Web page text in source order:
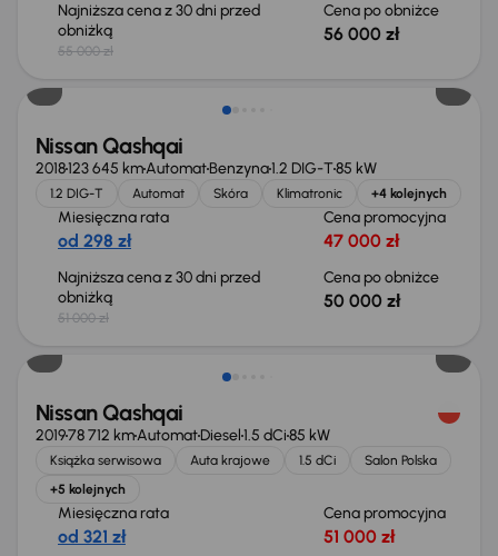
Najniższa cena z 30 dni przed
obniżką
55 000 zł
Cena po obniżce
56 000 zł
Świeżo skupione
Nissan Qashqai
2018123 645 kmAutomatBenzyna1.2 DIG-T85 kW
1.2 DIG-T Automat Skóra Klimatronic +4 kolejnych
Miesięczna rata
od 298 zł
Cena promocyjna
47 000 zł
Najniższa cena z 30 dni przed
obniżką
51 000 zł
Cena po obniżce
50 000 zł
Świeżo skupione
Nissan Qashqai
201978 712 kmAutomatDiesel1.5 dCi85 kW
Książka serwisowa Auta krajowe 1.5 dCi
Salon Polska
+5 kolejnych
Miesięczna rata
od 321 zł
Cena promocyjna
51 000 zł